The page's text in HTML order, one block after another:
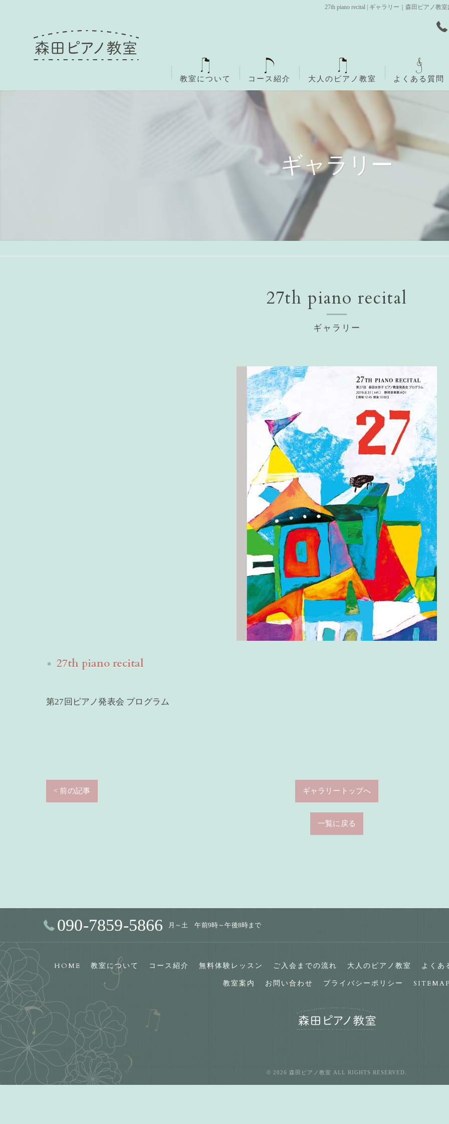
27th piano recital | ギャラリー｜森田ピアノ教
教室について コース紹介
無料体験レッスン
ご入会までの流れ
大人のピアノ教室 よくある質問
ギャラリー
ギャラリー
27th piano recital
27th piano recital
第27回ピアノ発表会 プログラム
< 前の記事 ギャラリートップへ
一覧に戻る
090-7859-5866 月～土 午前9時～午後8時まで
HOME 教室について コース紹介 無料体験レッスン ご入会までの流れ 大人のピアノ教室 よくあ
教室案内
お問い合わせ プライバシーポリシー SITEMAP
© 2026 森田ピアノ教室 ALL RIGHTS RESERVED.